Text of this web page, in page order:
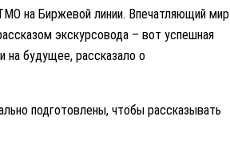
на Биржевой линии. Впечатляющий мир
экскурсовода – вот успешная
на будущее, рассказало о
подготовлены, чтобы рассказывать